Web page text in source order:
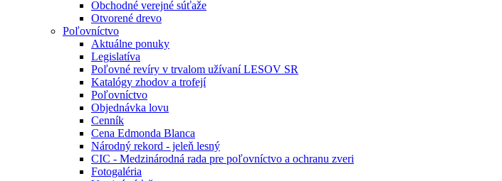
Obchodné verejné súťaže
Otvorené drevo
Poľovníctvo
Aktuálne ponuky
Legislatíva
Poľovné revíry v trvalom užívaní LESOV SR
Katalógy zhodov a trofejí
Poľovníctvo
Objednávka lovu
Cenník
Cena Edmonda Blanca
Národný rekord - jeleň lesný
CIC - Medzinárodná rada pre poľovníctvo a ochranu zveri
Fotogaléria